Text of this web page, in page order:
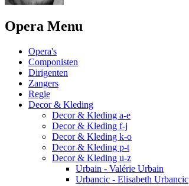
Opera Menu
Opera's
Componisten
Dirigenten
Zangers
Regie
Decor & Kleding
Decor & Kleding a-e
Decor & Kleding f-j
Decor & Kleding k-o
Decor & Kleding p-t
Decor & Kleding u-z
Urbain - Valérie Urbain
Urbancic - Elisabeth Urbancic